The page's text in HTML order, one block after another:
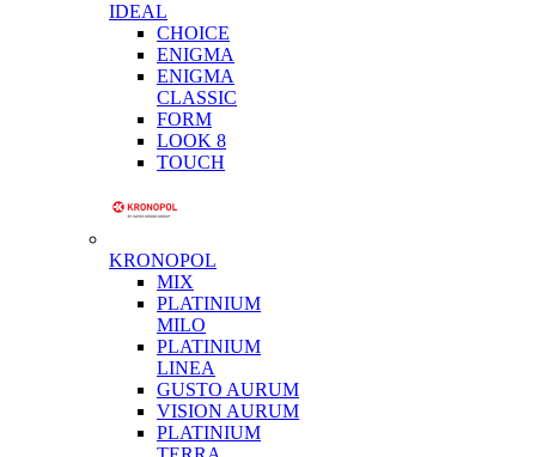
IDEAL
CHOICE
ENIGMA
ENIGMA
CLASSIC
FORM
LOOK 8
TOUCH
KRONOPOL
MIX
PLATINIUM
MILO
PLATINIUM
LINEA
GUSTO AURUM
VISION AURUM
PLATINIUM